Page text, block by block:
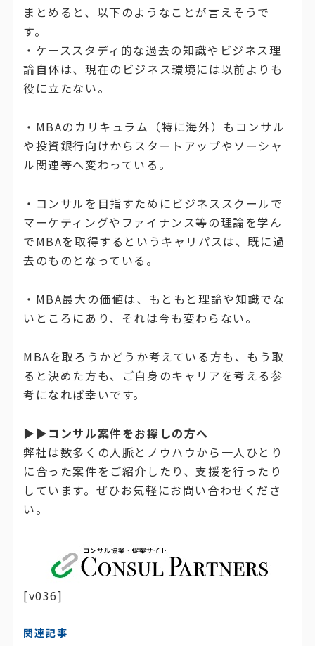
まとめると、以下のようなことが言えそうで
す。
・ケーススタディ的な過去の知識やビジネス理
論自体は、現在のビジネス環境には以前よりも
役に立たない。
・MBAのカリキュラム（特に海外）もコンサル
や投資銀行向けからスタートアップやソーシャ
ル関連等へ変わっている。
・コンサルを目指すためにビジネススクールで
マーケティングやファイナンス等の理論を学ん
でMBAを取得するというキャリパスは、既に過
去のものとなっている。
・MBA最大の価値は、もともと理論や知識でな
いところにあり、それは今も変わらない。
MBAを取ろうかどうか考えている方も、もう取
ると決めた方も、ご自身のキャリアを考える参
考になれば幸いです。
▶▶コンサル案件をお探しの方へ
弊社は数多くの人脈とノウハウから一人ひとり
に合った案件をご紹介したり、支援を行ったり
しています。ぜひお気軽にお問い合わせくださ
い。
[v036]
関連記事